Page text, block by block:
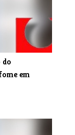
do
em